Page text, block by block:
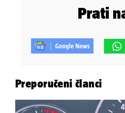
Prati
Preporučeni članci